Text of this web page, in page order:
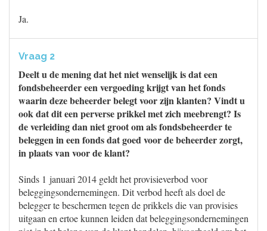
Ja.
Vraag 2
Deelt u de mening dat het niet wenselijk is dat een
fondsbeheerder een vergoeding krijgt van het fonds
waarin deze beheerder belegt voor zijn klanten? Vindt u
ook dat dit een perverse prikkel met zich meebrengt? Is
de verleiding dan niet groot om als fondsbeheerder te
beleggen in een fonds dat goed voor de beheerder zorgt,
in plaats van voor de klant?
Sinds 1 januari 2014 geldt het provisieverbod voor
beleggingsondernemingen. Dit verbod heeft als doel de
belegger te beschermen tegen de prikkels die van provisies
uitgaan en ertoe kunnen leiden dat beleggingsondernemingen